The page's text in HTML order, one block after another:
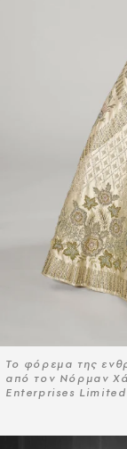
Το φόρεμα της
από τον Νόρμαν
Enterprises